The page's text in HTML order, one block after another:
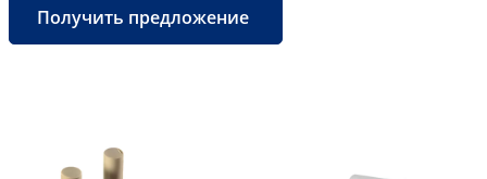
Получить предложение